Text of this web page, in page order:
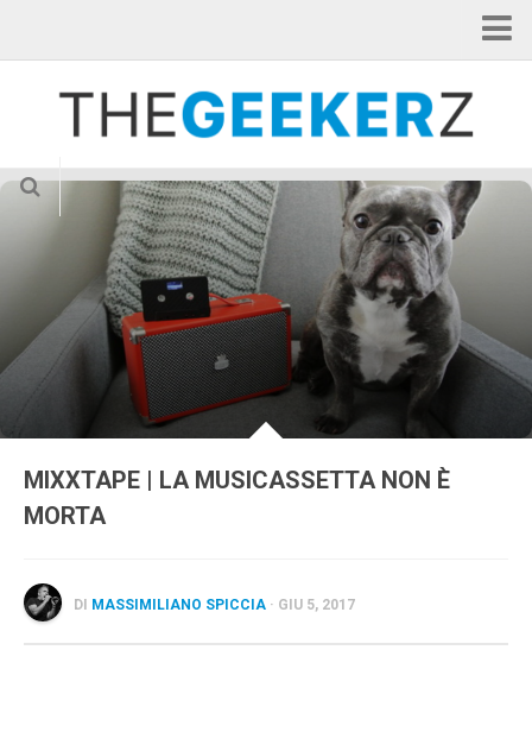
Applicazioni
Curiosità
Gadget
Hardware
Internet of Things
Smartphone
Tablet
TV & Cinema
Videogame
Chi siamo
Contattaci
MIXXTAPE | LA MUSICASSETTA NON È
MORTA
DI MASSIMILIANO SPICCIA · GIU 5, 2017